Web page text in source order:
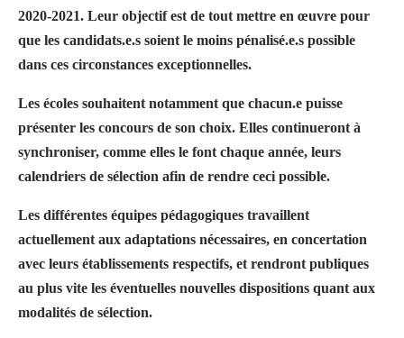
2020-2021. Leur objectif est de tout mettre en œuvre pour
que les candidats.e.s soient le moins pénalisé.e.s possible
dans ces circonstances exceptionnelles.
Les écoles souhaitent notamment que chacun.e puisse
présenter les concours de son choix. Elles continueront à
synchroniser, comme elles le font chaque année, leurs
calendriers de sélection afin de rendre ceci possible.
Les différentes équipes pédagogiques travaillent
actuellement aux adaptations nécessaires, en concertation
avec leurs établissements respectifs, et rendront publiques
au plus vite les éventuelles nouvelles dispositions quant aux
modalités de sélection.